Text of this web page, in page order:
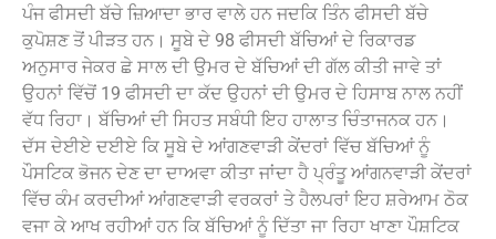
ਪੰਜ ਫੀਸਦੀ ਬੱਚੇ ਜ਼ਿਆਦਾ ਭਾਰ ਵਾਲੇ ਹਨ ਜਦਕਿ ਤਿੰਨ ਫੀਸਦੀ ਬੱਚੇ
ਕੁਪੋਸ਼ਣ ਤੋਂ ਪੀੜਤ ਹਨ। ਸੂਬੇ ਦੇ 98 ਫੀਸਦੀ ਬੱਚਿਆਂ ਦੇ ਰਿਕਾਰਡ
ਅਨੁਸਾਰ ਜੇਕਰ ਛੇ ਸਾਲ ਦੀ ਉਮਰ ਦੇ ਬੱਚਿਆਂ ਦੀ ਗੱਲ ਕੀਤੀ ਜਾਵੇ ਤਾਂ
ਉਹਨਾਂ ਵਿੱਚੋਂ 19 ਫੀਸਦੀ ਦਾ ਕੱਦ ਉਹਨਾਂ ਦੀ ਉਮਰ ਦੇ ਹਿਸਾਬ ਨਾਲ ਨਹੀਂ
ਵੱਧ ਰਿਹਾ। ਬੱਚਿਆਂ ਦੀ ਸਿਹਤ ਸਬੰਧੀ ਇਹ ਹਾਲਾਤ ਚਿੰਤਾਜਨਕ ਹਨ।
ਦੱਸ ਦੇਈਏ ਦਈਏ ਕਿ ਸੂਬੇ ਦੇ ਆਂਗਣਵਾੜੀ ਕੇਂਦਰਾਂ ਵਿੱਚ ਬੱਚਿਆਂ ਨੂੰ
ਪੌਸਟਿਕ ਭੋਜਨ ਦੇਣ ਦਾ ਦਾਅਵਾ ਕੀਤਾ ਜਾਂਦਾ ਹੈ ਪ੍ਰੰਤੂ ਆਂਗਨਵਾੜੀ ਕੇਂਦਰਾਂ
ਵਿੱਚ ਕੰਮ ਕਰਦੀਆਂ ਆਂਗਣਵਾੜੀ ਵਰਕਰਾਂ ਤੇ ਹੈਲਪਰਾਂ ਇਹ ਸ਼ਰੇਆਮ ਠੋਕ
ਵਜਾ ਕੇ ਆਖ ਰਹੀਆਂ ਹਨ ਕਿ ਬੱਚਿਆਂ ਨੂੰ ਦਿੱਤਾ ਜਾ ਰਿਹਾ ਖਾਣਾ ਪੌਸ਼ਟਿਕ